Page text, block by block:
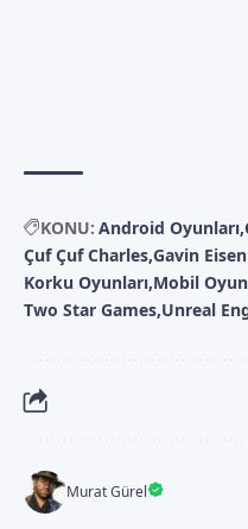
KONU: Android Oyunları
Çuf Çuf Charles Gavin
Korku Oyunları Mobil Oyun
Two Star Games Unreal
Murat Gürel